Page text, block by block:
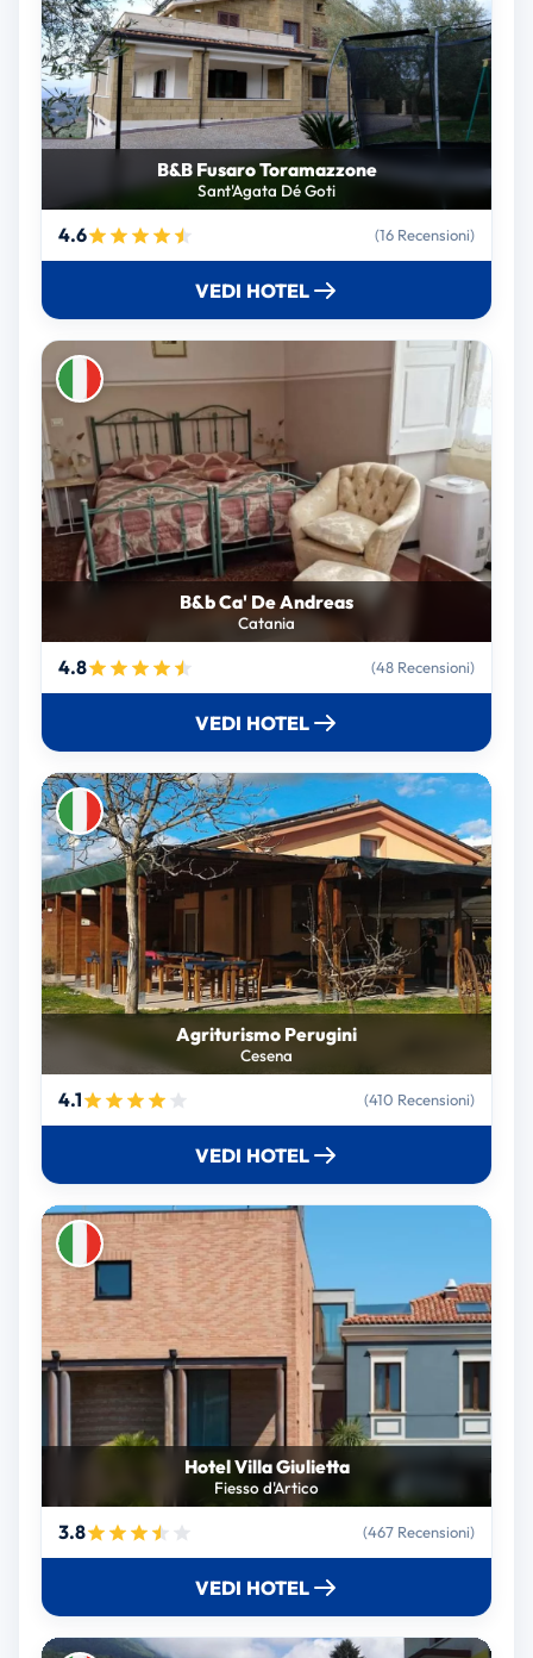
B&B Fusaro Toramazzone
Sant'Agata Dé Goti
4.6 (16 Recensioni)
VEDI HOTEL
B&b Ca' De Andreas
Catania
4.8 (48 Recensioni)
VEDI HOTEL
Agriturismo Perugini
Cesena
4.1 (410 Recensioni)
VEDI HOTEL
Hotel Villa Giulietta
Fiesso d'Artico
3.8 (467 Recensioni)
VEDI HOTEL